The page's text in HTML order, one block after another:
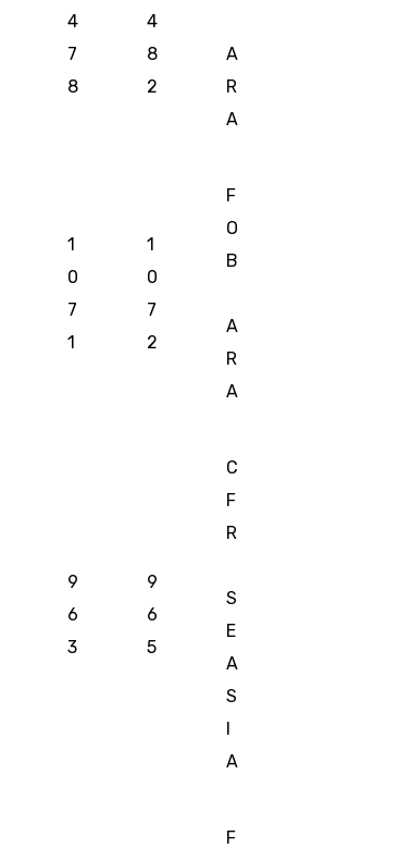
4
7
8
4
8
2
A
R
A
1
0
7
1
1
0
7
2
F
O
B
A
R
A
9
6
3
9
6
5
C
F
R
S
E
A
S
I
A
F